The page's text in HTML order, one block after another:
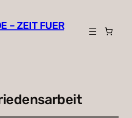
– ZEIT FUER